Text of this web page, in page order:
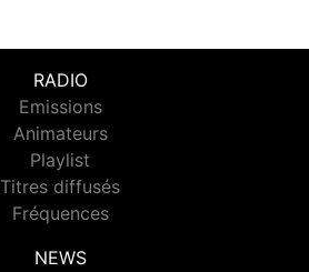
RADIO
Emissions
Animateurs
Playlist
Titres diffusés
Fréquences
NEWS